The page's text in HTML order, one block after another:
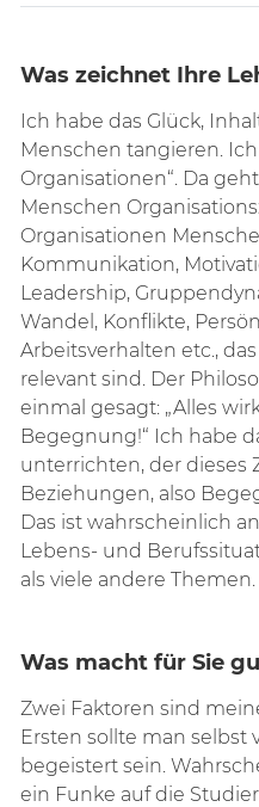
Was zeichnet Ihre
Ich habe das Glück,
Menschen tangieren.
Organisationen“. Da
Menschen
Organisationen
Kommunikation,
Leadership,
Wandel, Konflikte,
Arbeitsverhalten etc.,
relevant sind. Der
einmal gesagt: „Alles
Begegnung!“ Ich habe
unterrichten, der dieses
Beziehungen, also
Das ist wahr­schein­lich
Lebens- und
als viele andere Themen.
Was macht für Sie
Zwei Faktoren sind
Ersten sollte man selbst
begeistert sein.
ein Funke auf die